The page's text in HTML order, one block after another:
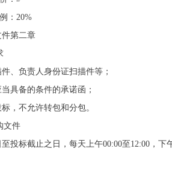
：20%
第二章
、负责人身份证扫描件等；
具备的条件的承诺函；
，不允许转包和分包。
文件
投标截止之日，每天上午00:00至12:00，